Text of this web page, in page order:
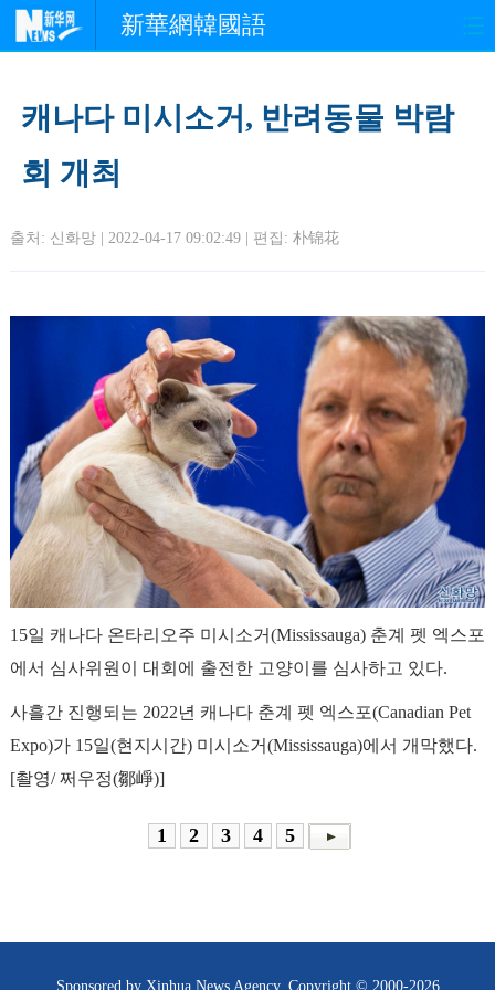
新華網韓國語
경제 사회 포토
중한교류
연예 관광
캐나다 미시소거, 반려동물 박람
회 개최
출처: 신화망 | 2022-04-17 09:02:49 | 편집: 朴锦花
15일 캐나다 온타리오주 미시소거(Mississauga) 춘계 펫 엑스포
에서 심사위원이 대회에 출전한 고양이를 심사하고 있다.
사흘간 진행되는 2022년 캐나다 춘계 펫 엑스포(Canadian Pet
Expo)가 15일(현지시간) 미시소거(Mississauga)에서 개막했다.
[촬영/ 쩌우정(鄒崢)]
1 2 3 4 5
Sponsored by Xinhua News Agency. Copyright © 2000-2026